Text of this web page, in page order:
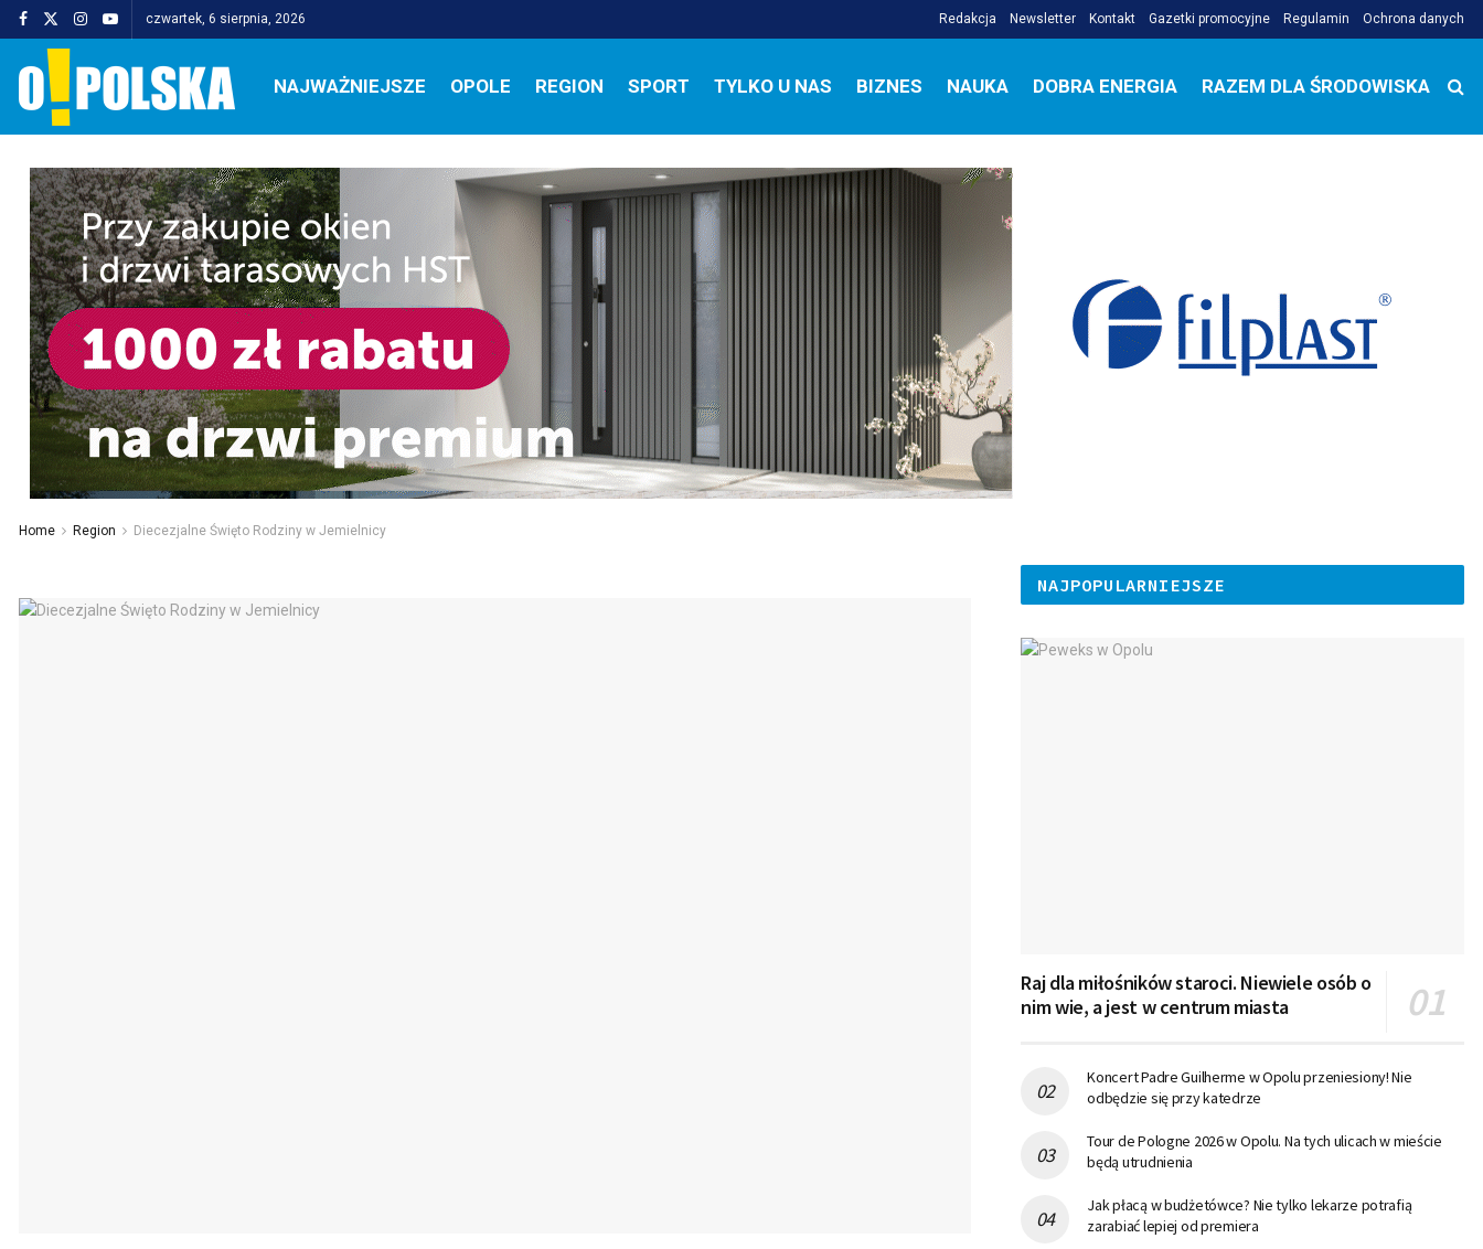
czwartek, 6 sierpnia, 2026 Redakcja Newsletter Kontakt Gazetki promocyjne Regulamin Ochrona danych
NAJWAŻNIEJSZE OPOLE REGION SPORT TYLKO U NAS BIZNES NAUKA DOBRA ENERGIA RAZEM DLA ŚRODOWISKA
Home Region Diecezjalne Święto Rodziny w Jemielnicy
NAJPOPULARNIEJSZE
Raj dla miłośników staroci. Niewiele osób o
nim wie, a jest w centrum miasta
Koncert Padre Guilherme w Opolu przeniesiony! Nie
odbędzie się przy katedrze
Tour de Pologne 2026 w Opolu. Na tych ulicach w mieście
będą utrudnienia
Jak płacą w budżetówce? Nie tylko lekarze potrafią
zarabiać lepiej od premiera